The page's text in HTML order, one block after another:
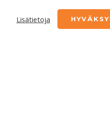
Kieli pelittämään -
Lisätietoja